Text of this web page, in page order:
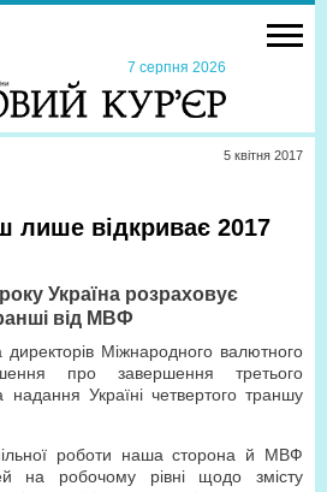
7 серпня 2026
5 квiтня 2017
лише відкриває 2017
Україна розраховує
від МВФ
Міжнародного валютного
про завершення третього
Україні четвертого траншу
роботи наша сторона й МВФ
на робочому рівні щодо змісту